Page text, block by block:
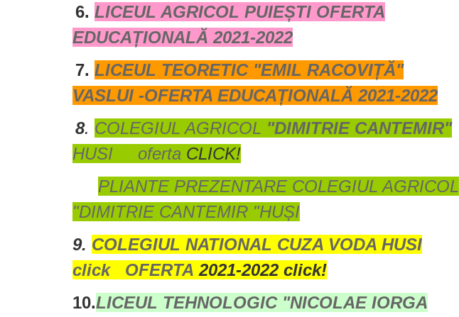
6. LICEUL AGRICOL PUIEȘTI OFERTA
EDUCAȚIONALĂ 2021-2022
7. LICEUL TEORETIC "EMIL RACOVIȚĂ"
VASLUI -OFERTA EDUCAȚIONALĂ 2021-2022
8. COLEGIUL AGRICOL "DIMITRIE CANTEMIR"
HUSI oferta CLICK!
PLIANTE PREZENTARE COLEGIUL AGRICOL
"DIMITRIE CANTEMIR "HUȘI
9. COLEGIUL NATIONAL CUZA VODA HUSI
click
OFERTA 2021-2022 click!
10.LICEUL TEHNOLOGIC "NICOLAE IORGA